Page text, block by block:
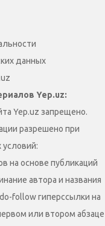
данных
Yep.uz:
Yep.uz запрещено.
разрешено при
на основе публикаций
автора и названия
follow гиперссылки на
или втором абзаце